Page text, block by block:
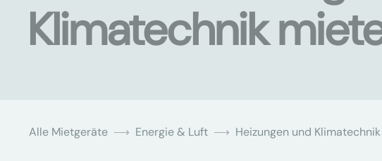
Klimatechnik
Alle Mietgeräte Energie & Luft Heizungen und Klimatechnik